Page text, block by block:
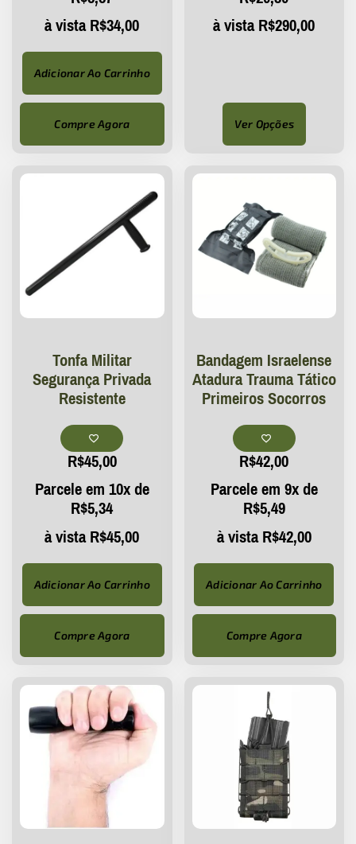
à vistaR$34,00
Adicionar Ao Carrinho
Compre Agora
à vistaR$290,00
Ver Opções
Tonfa Militar
Segurança Privada
Resistente
R$45,00
Parcele em 10x de
R$5,34
à vistaR$45,00
Adicionar Ao Carrinho
Compre Agora
Bandagem Israelense
Atadura Trauma Tático
Primeiros Socorros
R$42,00
Parcele em 9x de
R$5,49
à vistaR$42,00
Adicionar Ao Carrinho
Compre Agora